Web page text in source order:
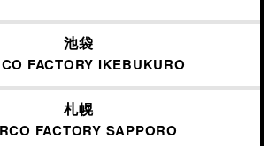
池袋
FACTORY IKEBUKURO
札幌
FACTORY SAPPORO